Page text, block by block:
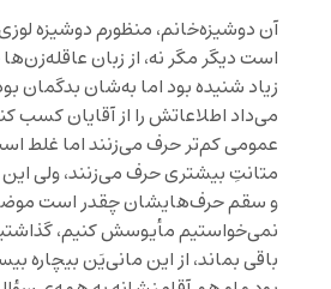
آن دوشیزه‌خانم، منظورم دوشیزه
است دیگر مگر نه، از زبان
زیاد شنیده بود اما به‌شان بدگمان
می‌داد اطلاعاتش را از آقایان کسب
عمومی کم‌تر حرف می‌زنند اما غلط
متانتِ بیشتری حرف می‌زنند، ولی
و سقم حرف‌هایشان چقدر است
نمی‌خواستیم مأیوسش کنیم،
باقی بماند، از این مانی‌یَن بیچاره